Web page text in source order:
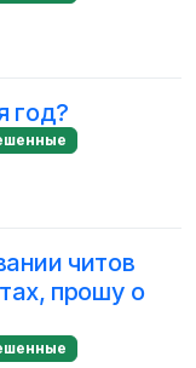
год?
читов
прошу о